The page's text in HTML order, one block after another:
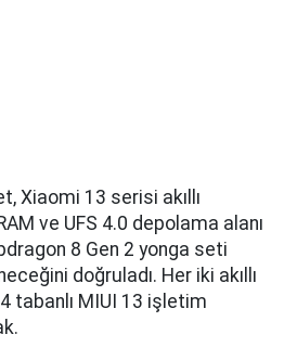
Xiaomi 13 serisi akıllı
ve UFS 4.0 depolama alanı
8 Gen 2 yonga seti
doğruladı. Her iki akıllı
tabanlı MIUI 13 işletim